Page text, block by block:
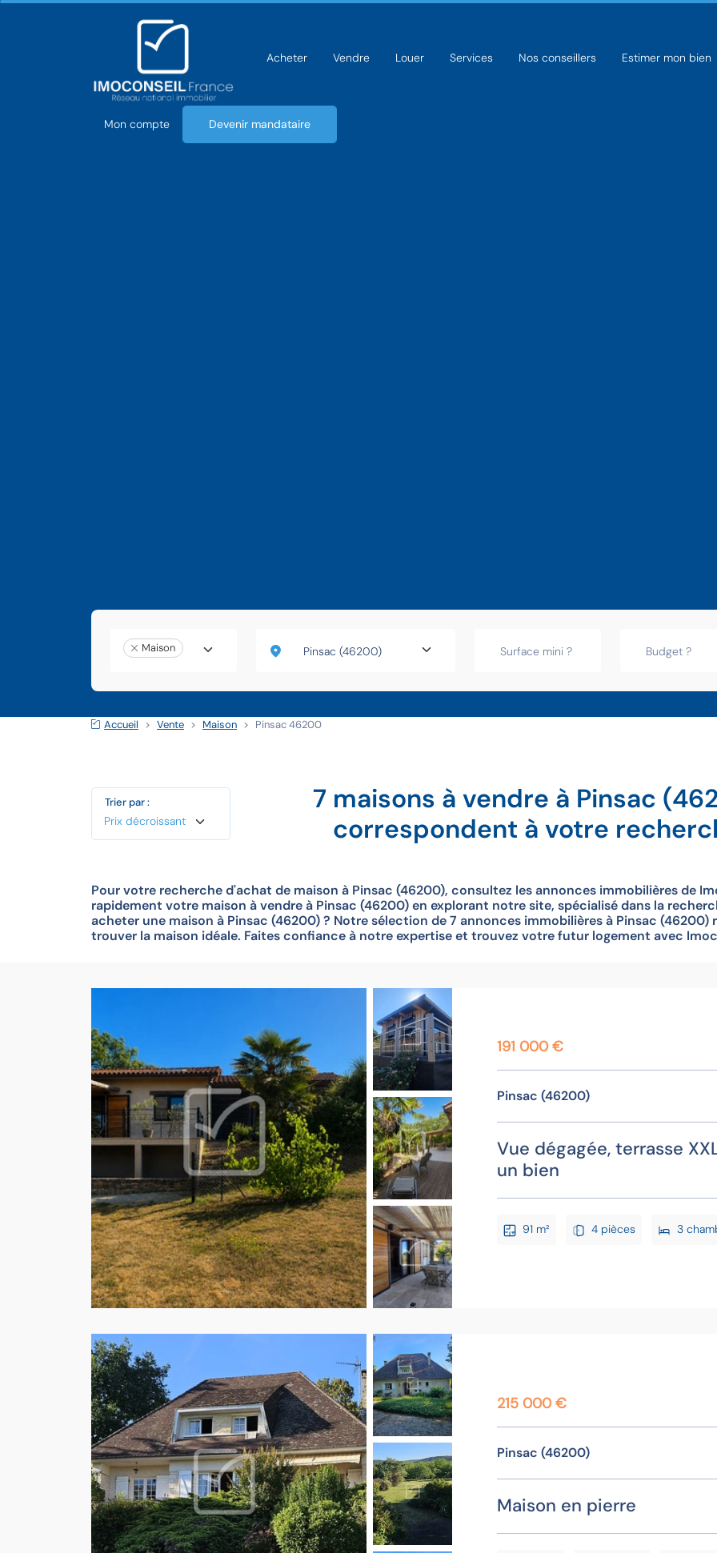
Acheter Vendre Louer Services Nos conseillers Estimer mon bien
Mon compte Devenir mandataire
Maison
Accueil
Vente Maison Pinsac 46200
Trier par :
7 maisons à vendre à Pinsac
correspondent à votre
Pour votre recherche d'achat de maison à Pinsac (46200), consultez les annonces immobilières de
rapidement votre maison à vendre à Pinsac (46200) en explorant notre site, spécialisé dans la
acheter une maison à Pinsac (46200) ? Notre sélection de 7 annonces immobilières à Pinsac
trouver la maison idéale. Faites confiance à notre expertise et trouvez votre futur logement avec
191 000 €
Pinsac (46200)
Vue dégagée, terrasse
un bien
91 m² 4 pièces 3
215 000 €
Pinsac (46200)
Maison en pierre